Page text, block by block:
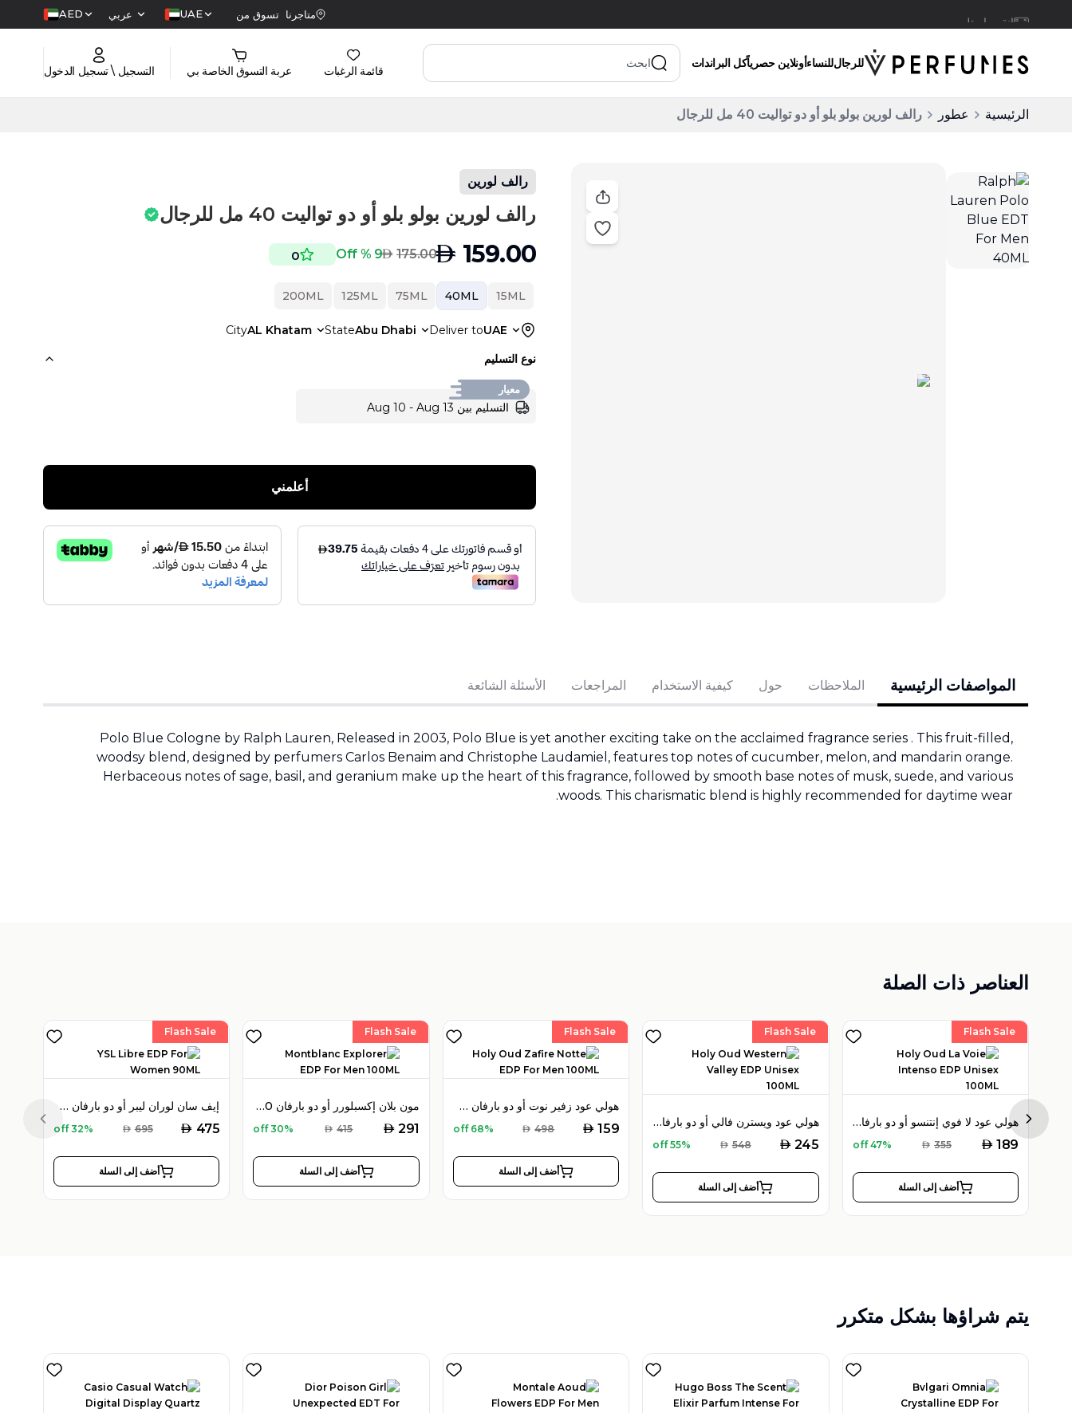
انقر واستلم متاجرنا تسوق من UAE عربي AED
للرجالللنساءأونلاين حصرياًكل البراندات
قائمة الرغبات عربة التسوق الخاصة بي التسجيل \ تسجيل الدخول
الرئيسية عطور رالف لورين بولو بلو أو دو تواليت 40 مل للرجال
رالف لورين
رالف لورين بولو بلو أو دو تواليت 40 مل للرجال
AED 159.00
AED 175.00
9 % Off
0
15ML
40ML
75ML
125ML
200ML
Deliver toUAE
StateAbu Dhabi
CityAL Khatam
نوع التسليم
معيار
التسليم بين Aug 10 - Aug 13
أعلمني
المواصفات الرئيسية الملاحظات حول كيفية الاستخدام المراجعات الأسئلة الشائعة
Polo Blue Cologne by Ralph Lauren, Released in 2003, Polo Blue is yet another exciting take on the acclaimed fragrance series . This fruit-filled,
woodsy blend, designed by perfumers Carlos Benaim and Christophe Laudamiel, features top notes of cucumber, melon, and mandarin orange.
Herbaceous notes of sage, basil, and geranium make up the heart of this fragrance, followed by smooth base notes of musk, suede, and various
woods. This charismatic blend is highly recommended for daytime wear.
العناصر ذات الصلة
Flash Sale
إيف سان لوران ليبر أو دو بارفان 90 مل للنساء
AED 475
AED 695
32% off
أضف إلى السلة
Flash Sale
مون بلان إكسبلورر أو دو بارفان 100 مل للرجال
AED 291
AED 415
30% off
أضف إلى السلة
Flash Sale
هولي عود زفير نوت أو دو بارفان 100 مل للرجال
AED 159
AED 498
68% off
أضف إلى السلة
Flash Sale
هولي عود ويسترن فالي أو دو بارفان 100 مل للجنسين
AED 245
AED 548
55% off
أضف إلى السلة
Flash Sale
هولي عود لا فوي إنتنسو أو دو بارفان 100 مل للجنسين
AED 189
AED 355
47% off
أضف إلى السلة
Previous slide Next
يتم شراؤها بشكل متكرر